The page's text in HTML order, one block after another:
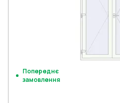
Попереднє
замовлення